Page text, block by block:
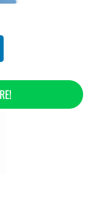
Jojoba